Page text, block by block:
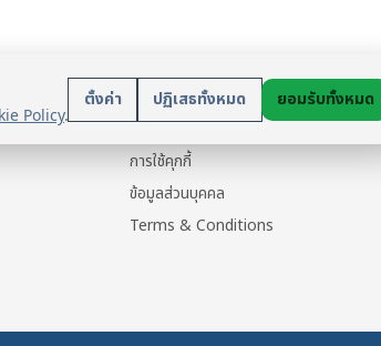
Policy.
ตั้งค่า ปฏิเสธทั้งหมด ยอมรับทั้งหมด
นโยบาย
ข้อมูลส่วนตัว
การใช้คุกกี้
ข้อมูลส่วนบุคคล
Terms & Conditions